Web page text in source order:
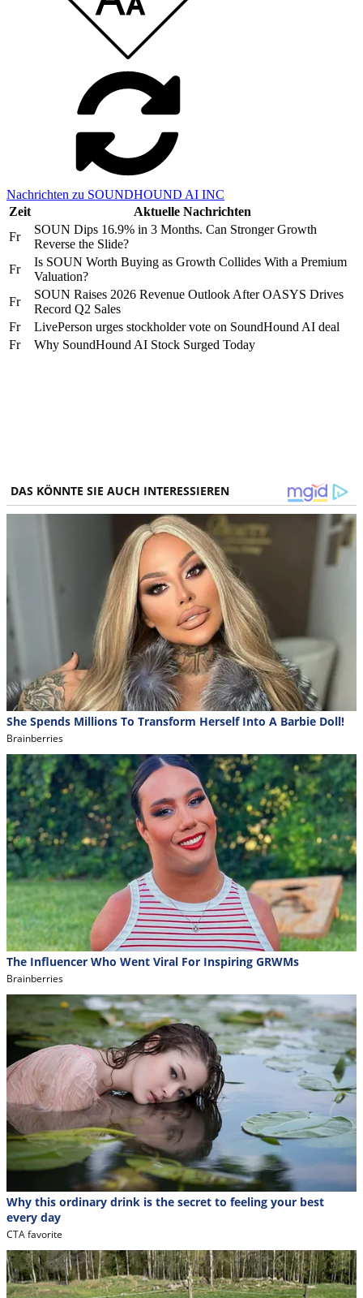
Nachrichten zu SOUNDHOUND AI INC
Zeit
Aktuelle Nachrichten
Fr
SOUN Dips 16.9% in 3 Months. Can Stronger Growth
Reverse the Slide?
Fr
Is SOUN Worth Buying as Growth Collides With a Premium
Valuation?
Fr
SOUN Raises 2026 Revenue Outlook After OASYS Drives
Record Q2 Sales
Fr
LivePerson urges stockholder vote on SoundHound AI deal
Fr
Why SoundHound AI Stock Surged Today